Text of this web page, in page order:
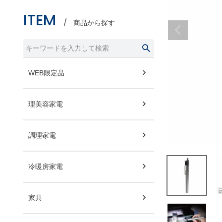
ITEM 商品から探す
WEB限定品
理美容家電
調理家電
冷暖房家電
家具